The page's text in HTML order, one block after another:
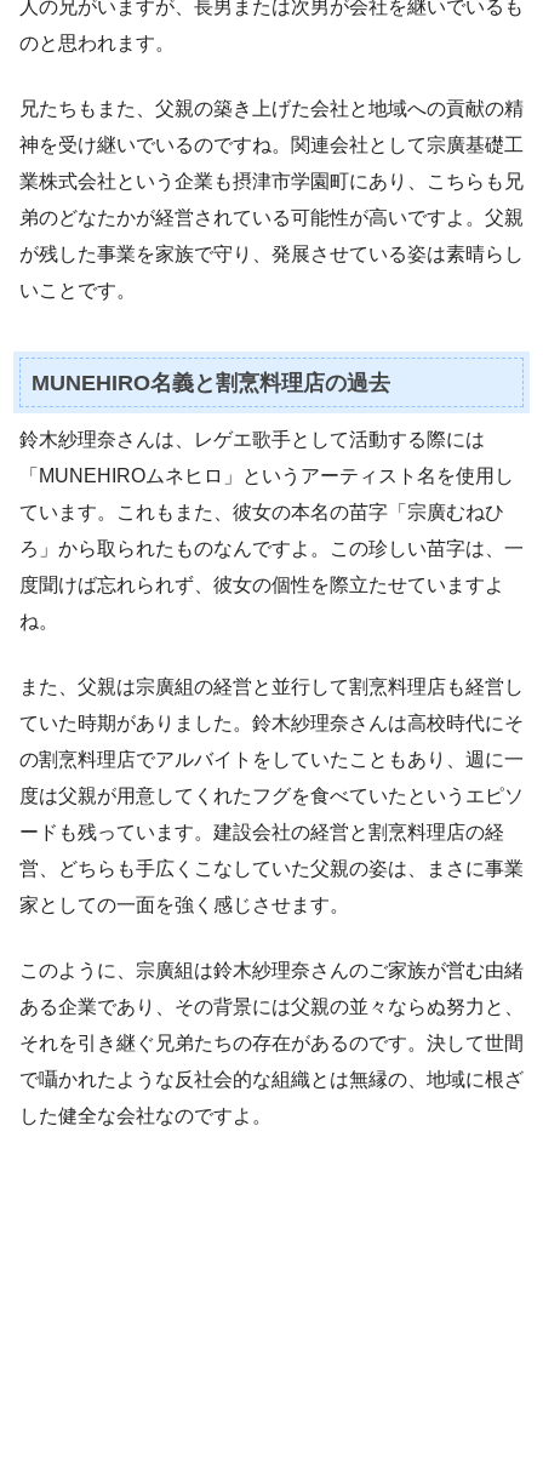
人の兄がいますが、長男または次男が会社を継いでいるも
のと思われます。
兄たちもまた、父親の築き上げた会社と地域への貢献の精
神を受け継いでいるのですね。関連会社として宗廣基礎工
業株式会社という企業も摂津市学園町にあり、こちらも兄
弟のどなたかが経営されている可能性が高いですよ。父親
が残した事業を家族で守り、発展させている姿は素晴らし
いことです。
MUNEHIRO名義と割烹料理店の過去
鈴木紗理奈さんは、レゲエ歌手として活動する際には
「MUNEHIROムネヒロ」というアーティスト名を使用し
ています。これもまた、彼女の本名の苗字「宗廣むねひ
ろ」から取られたものなんですよ。この珍しい苗字は、一
度聞けば忘れられず、彼女の個性を際立たせていますよ
ね。
また、父親は宗廣組の経営と並行して割烹料理店も経営し
ていた時期がありました。鈴木紗理奈さんは高校時代にそ
の割烹料理店でアルバイトをしていたこともあり、週に一
度は父親が用意してくれたフグを食べていたというエピソ
ードも残っています。建設会社の経営と割烹料理店の経
営、どちらも手広くこなしていた父親の姿は、まさに事業
家としての一面を強く感じさせます。
このように、宗廣組は鈴木紗理奈さんのご家族が営む由緒
ある企業であり、その背景には父親の並々ならぬ努力と、
それを引き継ぐ兄弟たちの存在があるのです。決して世間
で囁かれたような反社会的な組織とは無縁の、地域に根ざ
した健全な会社なのですよ。